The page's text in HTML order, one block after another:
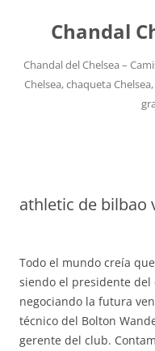
Chandal
Chandal del Chelsea –
Chelsea, chaqueta
athletic de bilbao
Todo el mundo creía
siendo el presidente
negociando la futura
técnico del Bolton
gerente del club.